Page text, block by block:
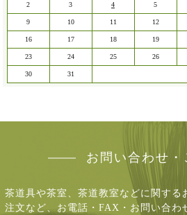
2 3 4 5
9 10 11 12
16 17 18 19
23 24 25 26
30 31
お問い合わせ・
茶道具や茶室、茶道教室などに関する
注文など、 お電話・FAX・お問い合わ